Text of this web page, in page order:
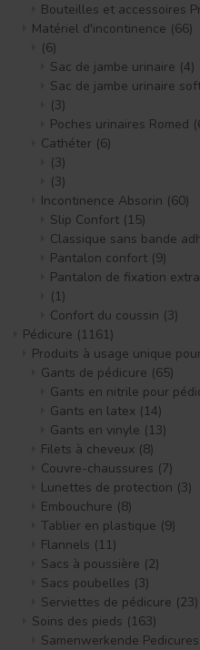
Bouteilles et accessoires
Matériel d'incontinence (66)
(6)
Sac de jambe urinaire (4)
Sac de jambe urinaire
(3)
Poches urinaires Romed
Cathéter (6)
(3)
(3)
Incontinence Absorin (60)
Slip Confort (15)
Classique sans bande
Pantalon confort (9)
Pantalon de fixation
(1)
Confort du coussin (3)
Pédicure (1161)
Produits à usage unique
Gants de pédicure (65)
Gants en nitrile pour
Gants en latex (14)
Gants en vinyle (13)
Filets à cheveux (8)
Couvre-chaussures (7)
Lunettes de protection (3)
Embouchure (8)
Tablier en plastique (9)
Flannels (11)
Sacs à poussière (2)
Sacs poubelles (3)
Serviettes de pédicure (23)
Soins des pieds (163)
Samenwerkende